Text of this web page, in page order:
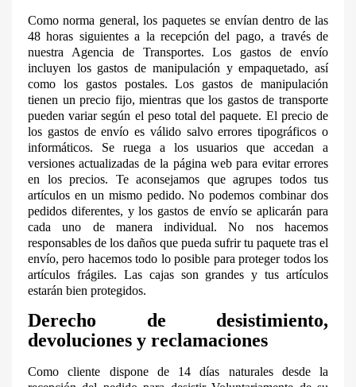
Como norma general, los paquetes se envían dentro de las
48 horas siguientes a la recepción del pago, a través de
nuestra Agencia de Transportes. Los gastos de envío
incluyen los gastos de manipulación y empaquetado, así
como los gastos postales. Los gastos de manipulación
tienen un precio fijo, mientras que los gastos de transporte
pueden variar según el peso total del paquete. El precio de
los gastos de envío es válido salvo errores tipográficos o
informáticos. Se ruega a los usuarios que accedan a
versiones actualizadas de la página web para evitar errores
en los precios. Te aconsejamos que agrupes todos tus
artículos en un mismo pedido. No podemos combinar dos
pedidos diferentes, y los gastos de envío se aplicarán para
cada uno de manera individual. No nos hacemos
responsables de los daños que pueda sufrir tu paquete tras el
envío, pero hacemos todo lo posible para proteger todos los
artículos frágiles. Las cajas son grandes y tus artículos
estarán bien protegidos.
Derecho de desistimiento,
devoluciones y reclamaciones
Como cliente dispone de 14 días naturales desde la